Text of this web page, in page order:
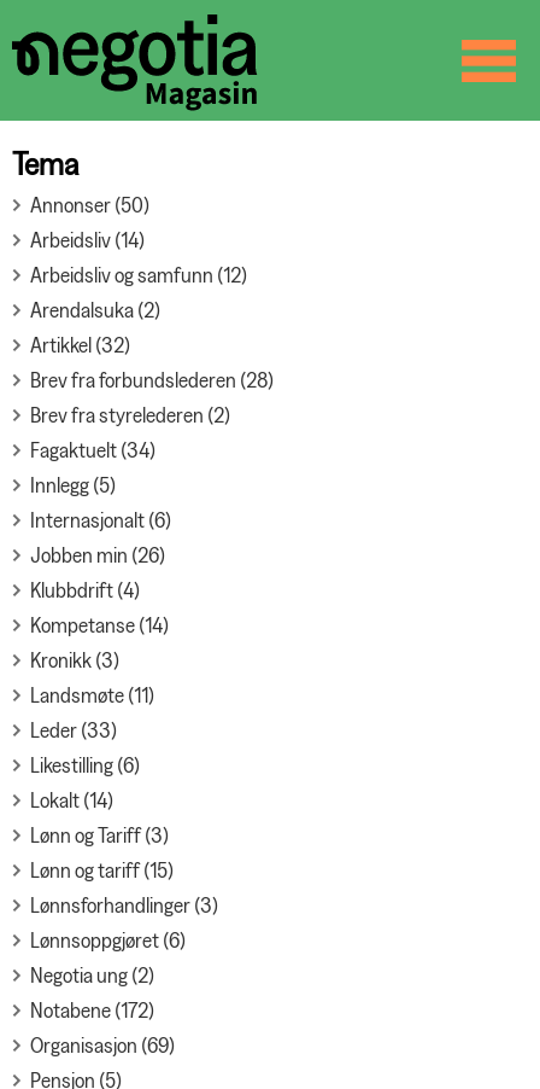
☰
Tema
Annonser (50)
Arbeidsliv (14)
Arbeidsliv og samfunn (12)
Arendalsuka (2)
Artikkel (32)
Brev fra forbundslederen (28)
Brev fra styrelederen (2)
Fagaktuelt (34)
Innlegg (5)
Internasjonalt (6)
Jobben min (26)
Klubbdrift (4)
Kompetanse (14)
Kronikk (3)
Landsmøte (11)
Leder (33)
Likestilling (6)
Lokalt (14)
Lønn og Tariff (3)
Lønn og tariff (15)
Lønnsforhandlinger (3)
Lønnsoppgjøret (6)
Negotia ung (2)
Notabene (172)
Organisasjon (69)
Pensjon (5)